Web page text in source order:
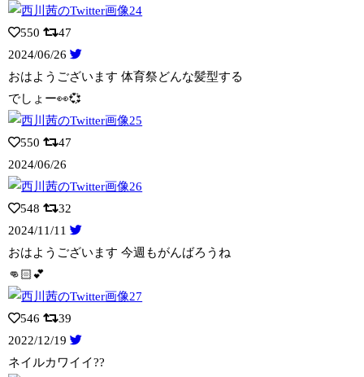
550
47
2024/06/26
おはようございます 体育祭どんな髪型する
でしょー👀💞
550
47
2024/06/26
548
32
2024/11/11
おはようございます 今週もがんばろうね
👊🏻💕
546
39
2022/12/19
ネイルカワイイ??